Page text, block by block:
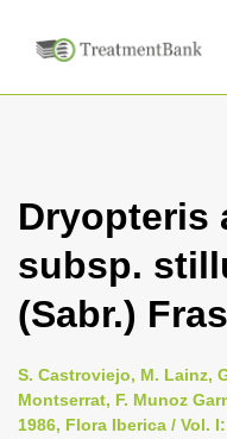
Dryopteris
subsp.
(Sabr.)
S. Castroviejo, M. Lainz,
Montserrat, F. Munoz
1986, Flora Iberica / Vol.